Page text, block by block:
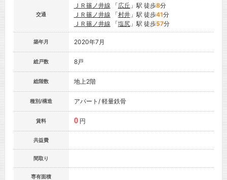
交通
ＪＲ篠ノ井線 「広丘 」駅 徒歩8分
ＪＲ篠ノ井線 「村井」駅 徒歩41分
ＪＲ篠ノ井線 「塩尻」駅 徒歩57分
築年月 2020年7月
総戸数 8戸
総階数 地上2階
種別/構造 アパート/ 軽量鉄骨
賃料 0 円
共益費
間取り
専有面積